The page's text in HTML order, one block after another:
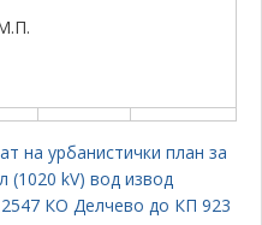
на урбанистички план за
(1020 kV) вод извод
КО Делчево до КП 923